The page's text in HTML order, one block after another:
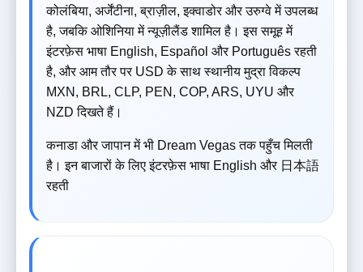
कोलंबिया, अर्जेंटीना, ब्राज़ील, इक्वाडोर और उरुग्वे में उपलब्ध
है, जबकि ओशिनिया में न्यूज़ीलैंड शामिल है। इस समूह में
इंटरफ़ेस भाषा English, Español और Português रहती
है, और आम तौर पर USD के साथ स्थानीय मुद्रा विकल्प
MXN, BRL, CLP, PEN, COP, ARS, UYU और
NZD दिखते हैं।
कनाडा और जापान में भी Dream Vegas तक पहुँच मिलती
है। इन बाजारों के लिए इंटरफ़ेस भाषा English और 日本語
रहती